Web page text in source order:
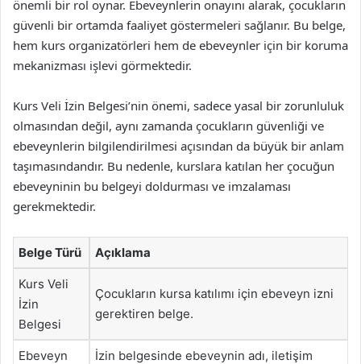
önemli bir rol oynar. Ebeveynlerin onayını alarak, çocukların
güvenli bir ortamda faaliyet göstermeleri sağlanır. Bu belge,
hem kurs organizatörleri hem de ebeveynler için bir koruma
mekanizması işlevi görmektedir.
Kurs Veli İzin Belgesi’nin önemi, sadece yasal bir zorunluluk
olmasından değil, aynı zamanda çocukların güvenliği ve
ebeveynlerin bilgilendirilmesi açısından da büyük bir anlam
taşımasındandır. Bu nedenle, kurslara katılan her çocuğun
ebeveyninin bu belgeyi doldurması ve imzalaması
gerekmektedir.
Belge Türü Açıklama
Kurs Veli
İzin
Belgesi
Çocukların kursa katılımı için ebeveyn izni
gerektiren belge.
Ebeveyn
İzin belgesinde ebeveynin adı, iletişim